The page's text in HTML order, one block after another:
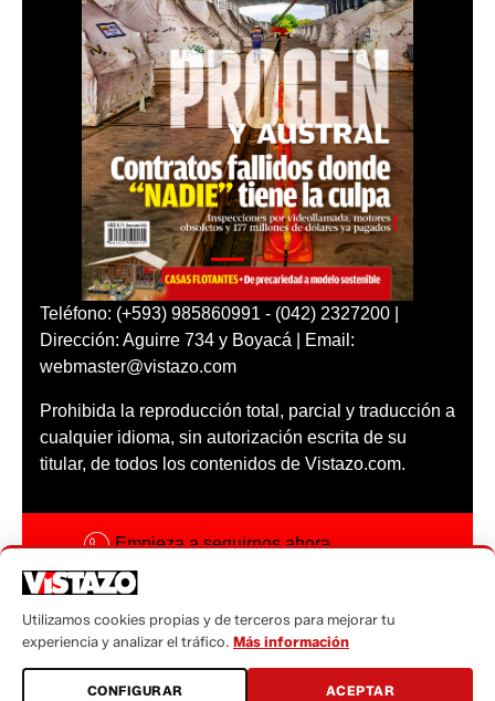
Teléfono: (+593) 985860991 - (042) 2327200 |
Dirección: Aguirre 734 y Boyacá | Email:
webmaster@vistazo.com
Prohibida la reproducción total, parcial y traducción a
cualquier idioma, sin autorización escrita de su
titular, de todos los contenidos de Vistazo.com.
Empieza a seguirnos ahora
Código ética
Sugerencias a:
sugerencias@vistazo.com
Utilizamos cookies propias y de terceros para mejorar tu
experiencia y analizar el tráfico. Más información
CONFIGURAR ACEPTAR